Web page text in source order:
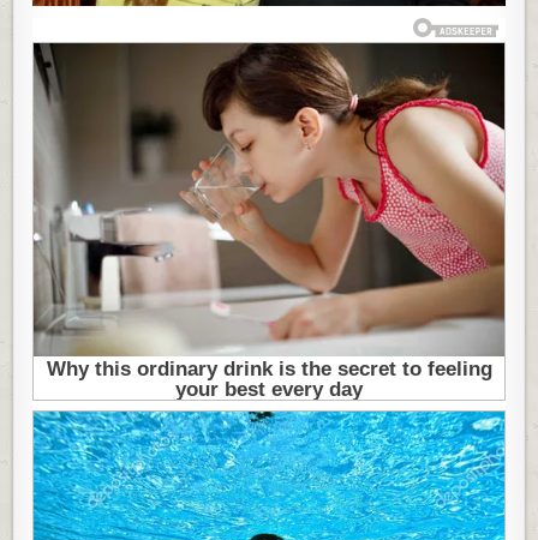
VIĐA
S
KOJI
JE
VEĆ
BIO
U
BRAKU:
POSTALI
MOĆAN
PAR,
A
NJEN
S
OSTAVLJA
BEZ
TEKSTA